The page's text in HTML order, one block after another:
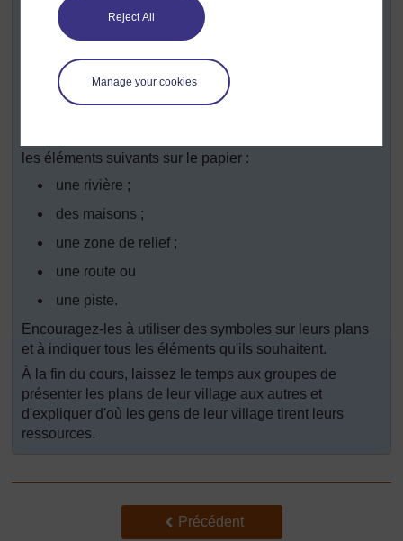
Reject All
Manage your cookies
facteurs communs ensemble.
Puis demandez à chaque groupe de penser à ce sujet et
les personnes de ces installations.
Demandez à présent à chaque groupe de dessiner son
les éléments suivants sur le papier :
une rivière ;
des maisons ;
une zone de relief ;
une route ou
une piste.
Encouragez-les à utiliser des symboles sur leurs plans
et à indiquer tous les éléments qu'ils souhaitent.
À la fin du cours, laissez le temps aux groupes de
présenter les plans de leur village aux autres et
d'expliquer d'où les gens de leur village tirent leurs
ressources.
Précédent
Précédent